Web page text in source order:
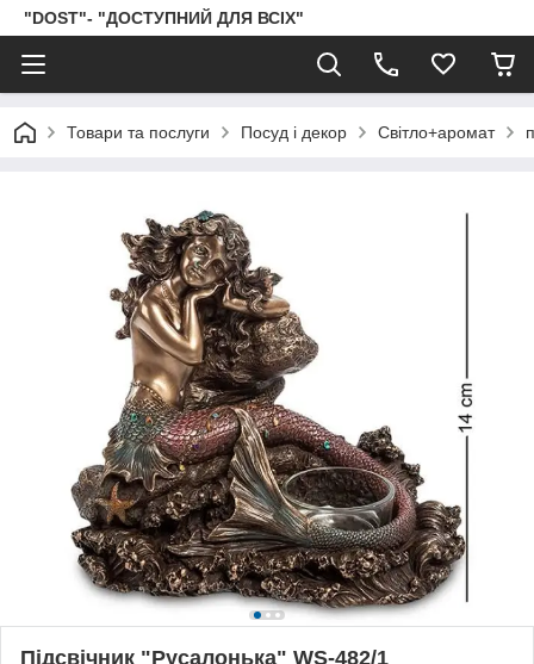
"DOST"- "ДОСТУПНИЙ ДЛЯ ВСІХ"
Товари та послуги Посуд і декор Світло+аромат
Підсвічник "Русалонька" WS-482/1